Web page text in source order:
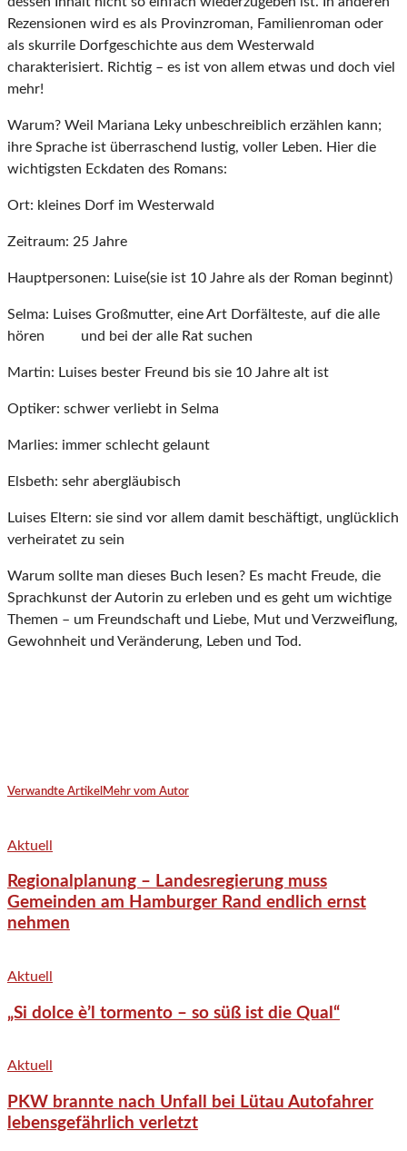
Rezensionen wird es als Provinzroman, Familienroman oder
als skurrile Dorfgeschichte aus dem Westerwald
charakterisiert. Richtig – es ist von allem etwas und doch viel
mehr!
Warum? Weil Mariana Leky unbeschreiblich erzählen kann;
ihre Sprache ist überraschend lustig, voller Leben. Hier die
wichtigsten Eckdaten des Romans:
Ort: kleines Dorf im Westerwald
Zeitraum: 25 Jahre
Hauptpersonen: Luise(sie ist 10 Jahre als der Roman beginnt)
Selma: Luises Großmutter, eine Art Dorfälteste, auf die alle
hören und bei der alle Rat suchen
Martin: Luises bester Freund bis sie 10 Jahre alt ist
Optiker: schwer verliebt in Selma
Marlies: immer schlecht gelaunt
Elsbeth: sehr abergläubisch
Luises Eltern: sie sind vor allem damit beschäftigt, unglücklich
verheiratet zu sein
Warum sollte man dieses Buch lesen? Es macht Freude, die
Sprachkunst der Autorin zu erleben und es geht um wichtige
Themen – um Freundschaft und Liebe, Mut und Verzweiflung,
Gewohnheit und Veränderung, Leben und Tod.
Verwandte Artikel Mehr vom Autor
Aktuell
Regionalplanung – Landesregierung muss
Gemeinden am Hamburger Rand endlich ernst
nehmen
Aktuell
„Si dolce è’l tormento – so süß ist die Qual“
Aktuell
PKW brannte nach Unfall bei Lütau Autofahrer
lebensgefährlich verletzt